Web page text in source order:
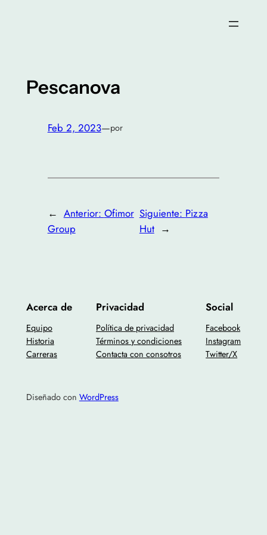
Pescanova
Feb 2, 2023—por
← Anterior: Ofimor
Group
Siguiente: Pizza
Hut →
Acerca de
Equipo
Historia
Carreras
Privacidad
Política de privacidad
Términos y condiciones
Contacta con consotros
Social
Facebook
Instagram
Twitter/X
Diseñado con WordPress